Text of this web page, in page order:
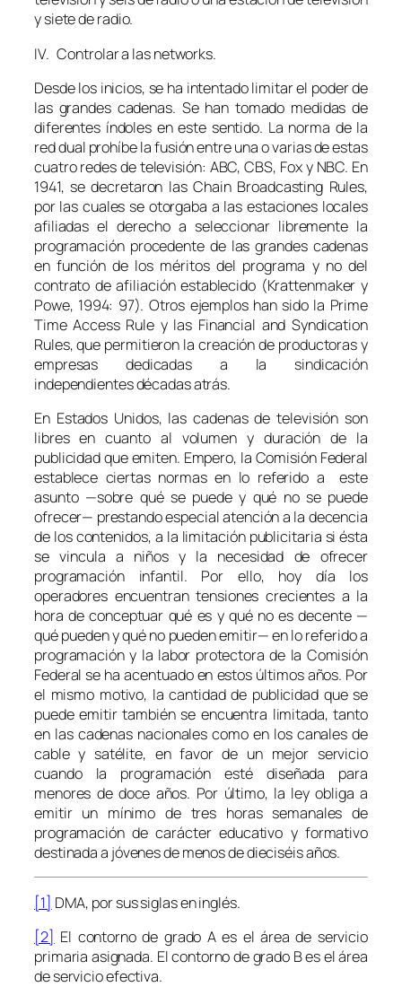
y siete de radio.
IV. Controlar a lasnetworks.
Desde los inicios, se ha intentado limitar el poder de
las grandes cadenas. Se han tomado medidas de
diferentes índoles en este sentido. La norma de la
red dual prohíbe la fusión entre una o varias de estas
cuatro redes de televisión: ABC, CBS, Fox y NBC. En
1941, se decretaron lasChain Broadcasting Rules,
por las cuales se otorgaba a las estaciones locales
afiliadas el derecho a seleccionar libremente la
programación procedente de las grandes cadenas
en función de los méritos del programa y no del
contrato de afiliación establecido (Krattenmaker y
Powe, 1994: 97). Otros ejemplos han sido la Prime
Time Access Rule y las Financial and Syndication
Rules, que permitieron la creación de productoras y
empresas dedicadas a la sindicación
independientes décadas atrás.
En Estados Unidos, las cadenas de televisión son
libres en cuanto al volumen y duración de la
publicidad que emiten. Empero, la Comisión Federal
establece ciertas normas en lo referido a este
asunto —sobre qué se puede y qué no se puede
ofrecer— prestando especial atención a la decencia
de los contenidos, a la limitación publicitaria si ésta
se vincula a niños y la necesidad de ofrecer
programación infantil. Por ello, hoy día los
operadores encuentran tensiones crecientes a la
hora de conceptuar qué es y qué no es decente —
qué pueden y qué no pueden emitir— en lo referido a
programación y la labor protectora de la Comisión
Federal se ha acentuado en estos últimos años. Por
el mismo motivo, la cantidad de publicidad que se
puede emitir también se encuentra limitada, tanto
en las cadenas nacionales como en los canales de
cable y satélite, en favor de un mejor servicio
cuando la programación esté diseñada para
menores de doce años. Por último, la ley obliga a
emitir un mínimo de tres horas semanales de
programación de carácter educativo y formativo
destinada a jóvenes de menos de dieciséis años.
[1] DMA, por sus siglas en inglés.
[2] El contorno de grado A es el área de servicio
primaria asignada. El contorno de grado B es el área
de servicio efectiva.